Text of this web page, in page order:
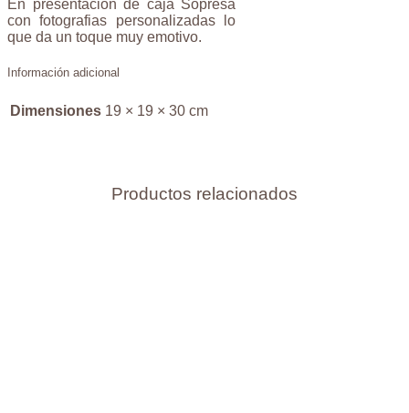
En presentación de caja Sopresa
con fotografias personalizadas lo
que da un toque muy emotivo.
Información adicional
Dimensiones 19 × 19 × 30 cm
Productos relacionados